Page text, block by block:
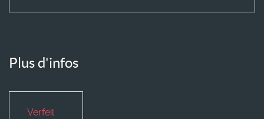
Plus d'infos
Verfeil